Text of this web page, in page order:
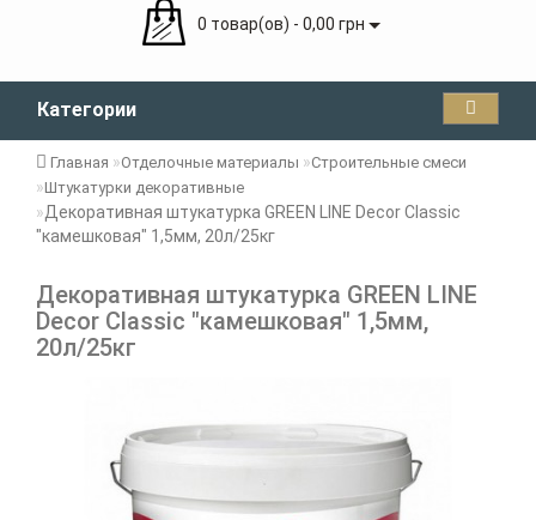
0 товар(ов) - 0,00 грн
Категории
Главная Отделочные материалы
Строительные смеси
Штукатурки декоративные
Декоративная штукатурка GREEN LINE Decor Classic
"камешковая" 1,5мм, 20л/25кг
Декоративная штукатурка GREEN LINE
Decor Classic "камешковая" 1,5мм,
20л/25кг